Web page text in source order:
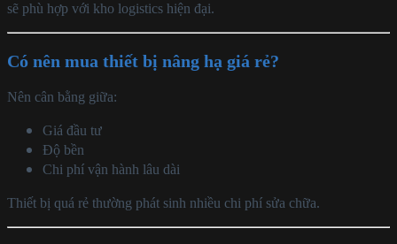
sẽ phù hợp với kho logistics hiện đại.
Có nên mua thiết bị nâng hạ giá rẻ?
Nên cân bằng giữa:
Giá đầu tư
Độ bền
Chi phí vận hành lâu dài
Thiết bị quá rẻ thường phát sinh nhiều chi phí sửa chữa.